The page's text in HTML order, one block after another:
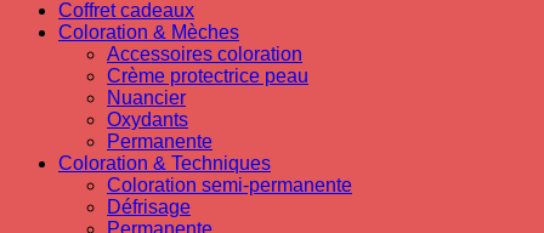
Coffret cadeaux
Coloration & Mèches
Accessoires coloration
Crème protectrice peau
Nuancier
Oxydants
Permanente
Coloration & Techniques
Coloration semi-permanente
Défrisage
Permanente